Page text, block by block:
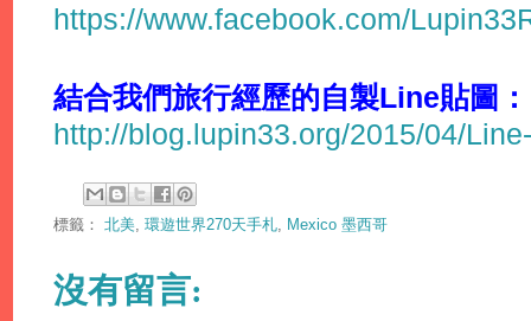
https://www.facebook.com/
結合我們旅行經歷的自製Line貼圖：
http://blog.lupin33.org/2015/04/
標籤： 北美 環遊世界270天手札 Mexico 墨西哥
沒有留言: